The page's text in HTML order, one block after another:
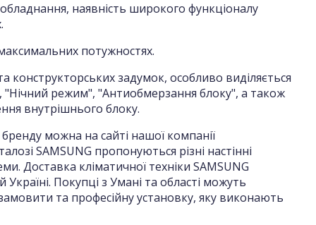
наявність широкого функціоналу
потужностях.
конструкторських задумок, особливо виділяється
"Нічний режим", "Антиобмерзання блоку", а також
внутрішнього блоку.
можна на сайті нашої компанії
SAMSUNG пропонуються різні настінні
Доставка кліматичної техніки SAMSUNG
Україні. Покупці з Умані та області можуть
та професійну установку, яку виконають